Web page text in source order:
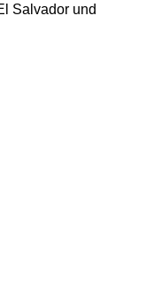
Salvador und